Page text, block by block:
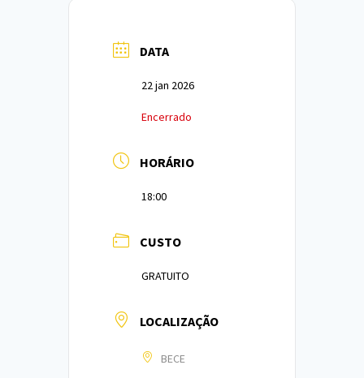
DATA
22 jan 2026
Encerrado
HORÁRIO
18:00
CUSTO
GRATUITO
LOCALIZAÇÃO
BECE